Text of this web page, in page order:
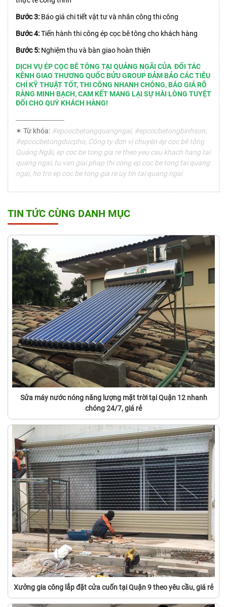
Bước 3: Báo giá chi tiết vật tư và nhân công thi công
Bước 4:Tiến hành thi công ép cọc bê tông cho khách hàng
Bước 5: Nghiệm thu và bàn giao hoàn thiện
DỊCH VỤ ÉP CỌC BÊ TÔNG TẠI QUẢNG NGÃI CỦA ĐỐI TÁC
KÊNH GIAO THƯƠNG QUỐC BỬU GROUP ĐẢM BẢO CÁC TIÊU
CHÍ KỸ THUẬT TỐT, THI CÔNG NHANH CHÓNG, BÁO GIÁ RÕ
RÀNG MINH BẠCH, CAM KẾT MANG LẠI SỰ HÀI LÒNG TUYỆT
ĐỐI CHO QUÝ KHÁCH HÀNG!
------------------------
✶ Từ khóa: #epcocbetongquangngai, #epcocbetongbinhson,
#epcocbetongducpho, Công ty đơn vị chuyên ép cọc bê tông
Quảng Ngãi, ep coc be tong gia re theo yeu cau khach hang tai
quang ngai, tu van giai phap thi cong ep coc be tong tai quang
ngai, ho tro ep coc be tong gia re uy tin tai quang ngai
TIN TỨC CÙNG DANH MỤC
Sửa máy nước nóng năng lượng mặt trời tại Quận 12 nhanh
chóng 24/7, giá rẻ
Xưởng gia công lắp đặt cửa cuốn tại Quận 9 theo yêu cầu, giá rẻ